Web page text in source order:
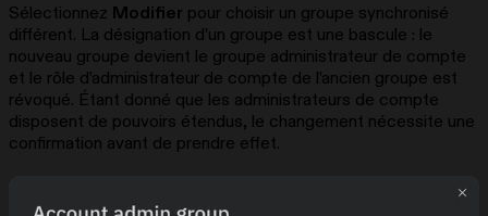
Sélectionnez Modifier pour choisir un groupe synchronisé
différent. La désignation d’un groupe est une bascule : le
nouveau groupe devient le groupe administrateur de compte
et le rôle d’administrateur de compte de l’ancien groupe est
révoqué. Étant donné que les administrateurs de compte
disposent de pouvoirs étendus, le changement nécessite une
confirmation avant de prendre effet.